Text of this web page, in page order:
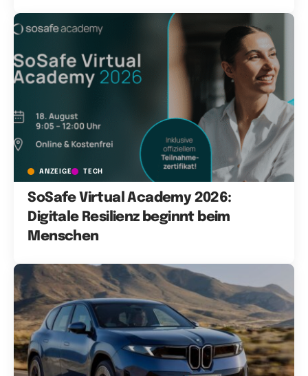
ANZEIGE TECH
SoSafe Virtual Academy 2026:
Digitale Resilienz beginnt beim
Menschen